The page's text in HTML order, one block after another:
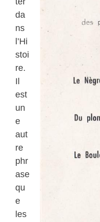
da
ns
l’Hi
stoi
re.
Il
est
un
e
aut
re
phr
ase
qu
e
les